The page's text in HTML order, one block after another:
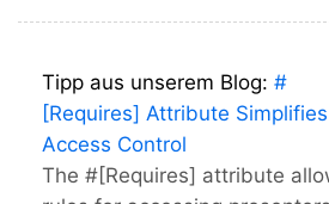
Tipp aus unserem Blog: #
[Requires] Attribute Simplifies
Access Control
The #[Requires] attribute